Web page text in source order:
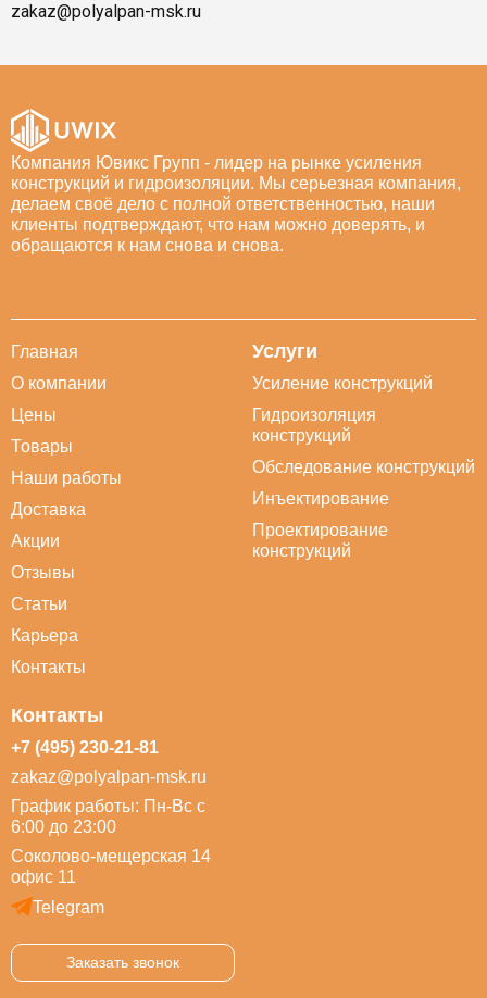
zakaz@polyalpan-msk.ru
Компания Ювикс Групп - лидер на рынке усиления
конструкций и гидроизоляции. Мы серьезная компания,
делаем своё дело с полной ответственностью, наши
клиенты подтверждают, что нам можно доверять, и
обращаются к нам снова и снова.
Главная
О компании
Цены
Товары
Наши работы
Доставка
Акции
Отзывы
Статьи
Карьера
Контакты
Услуги
Усиление конструкций
Гидроизоляция
конструкций
Обследование конструкций
Инъектирование
Проектирование
конструкций
Контакты
+7 (495) 230-21-81
zakaz@polyalpan-msk.ru
График работы: Пн-Вс с
6:00 до 23:00
Соколово-мещерская 14
офис 11
Telegram
Заказать звонок